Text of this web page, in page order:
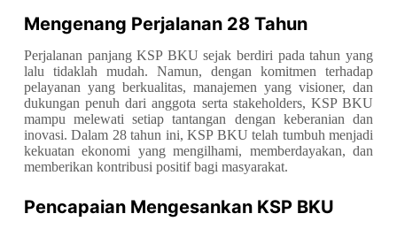
Mengenang Perjalanan 28 Tahun
Perjalanan panjang KSP BKU sejak berdiri pada tahun yang
lalu tidaklah mudah. Namun, dengan komitmen terhadap
pelayanan yang berkualitas, manajemen yang visioner, dan
dukungan penuh dari anggota serta stakeholders, KSP BKU
mampu melewati setiap tantangan dengan keberanian dan
inovasi. Dalam 28 tahun ini, KSP BKU telah tumbuh menjadi
kekuatan ekonomi yang mengilhami, memberdayakan, dan
memberikan kontribusi positif bagi masyarakat.
Pencapaian Mengesankan KSP BKU